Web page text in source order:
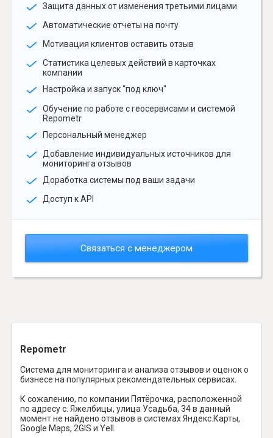
Защита данных от изменения третьими лицами
Автоматические отчеты на почту
Мотивация клиентов оставить отзыв
Статистика целевых действий в карточках
компании
Настройка и запуск "под ключ"
Обучение по работе с геосервисами и системой
Repometr
Персональный менеджер
Добавление индивидуальных источников для
мониторинга отзывов
Доработка системы под ваши задачи
Доступ к API
Связаться с менеджером
Repometr
Система для мониторинга и анализа отзывов и оценок о
бизнесе на популярных рекомендательных сервисах.
К сожалению, по компании Пятёрочка, расположенной
по адресу с. Яжелбицы, улица Усадьба, 34 в данный
момент не найдено отзывов в системах Яндекс.Карты,
Google Maps, 2GIS и Yell.